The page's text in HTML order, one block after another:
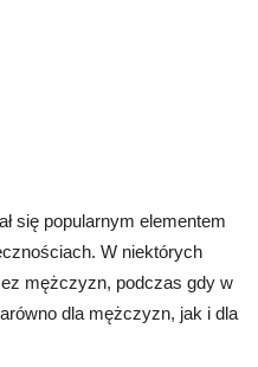
się popularnym elementem
W niektórych
mężczyzn, podczas gdy w
dla mężczyzn, jak i dla